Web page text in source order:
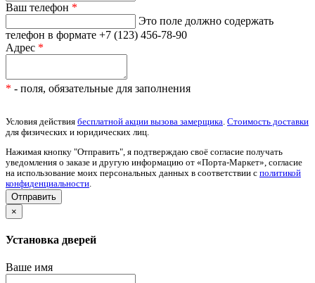
Ваш телефон *
Это поле должно содержать
телефон в формате +7 (123) 456-78-90
Адрес *
* - поля, обязательные для заполнения
Условия действия бесплатной акции вызова замерщика Стоимость доставки
для физических и юридических лиц.
Нажимая кнопку "Отправить", я подтверждаю своё согласие получать
уведомления о заказе и другую информацию от «Порта-Маркет», согласие
на использование моих персональных данных в соответствии с политикой
конфиденциальности
×
Установка дверей
Ваше имя